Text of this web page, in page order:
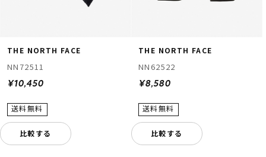
THE NORTH FACE
NN72511
¥10,450
比較する
THE NORTH FACE
NN62522
¥8,580
比較する